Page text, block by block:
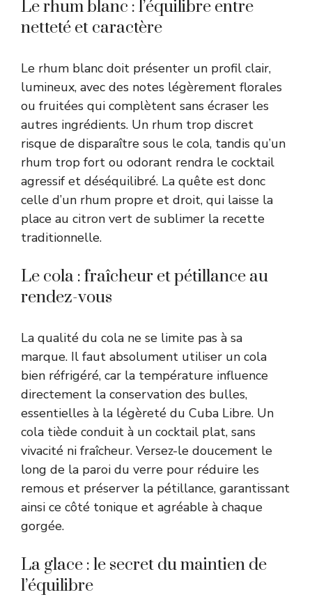
Le rhum blanc : l’équilibre entre
netteté et caractère
Le rhum blanc doit présenter un profil clair,
lumineux, avec des notes légèrement florales
ou fruitées qui complètent sans écraser les
autres ingrédients. Un rhum trop discret
risque de disparaître sous le cola, tandis qu’un
rhum trop fort ou odorant rendra le cocktail
agressif et déséquilibré. La quête est donc
celle d’un rhum propre et droit, qui laisse la
place au citron vert de sublimer la recette
traditionnelle.
Le cola : fraîcheur et pétillance au
rendez-vous
La qualité du cola ne se limite pas à sa
marque. Il faut absolument utiliser un cola
bien réfrigéré, car la température influence
directement la conservation des bulles,
essentielles à la légèreté du Cuba Libre. Un
cola tiède conduit à un cocktail plat, sans
vivacité ni fraîcheur. Versez-le doucement le
long de la paroi du verre pour réduire les
remous et préserver la pétillance, garantissant
ainsi ce côté tonique et agréable à chaque
gorgée.
La glace : le secret du maintien de
l’équilibre